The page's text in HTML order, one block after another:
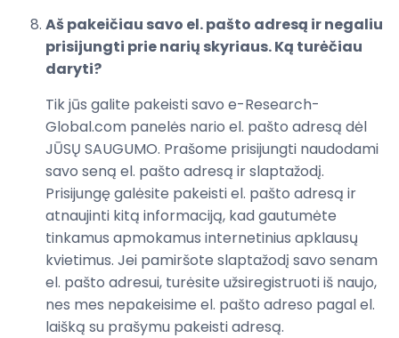
Aš pakeičiau savo el. pašto adresą ir negaliu
prisijungti prie narių skyriaus. Ką turėčiau
daryti?
Tik jūs galite pakeisti savo e-Research-
Global.com panelės nario el. pašto adresą dėl
JŪSŲ SAUGUMO. Prašome prisijungti naudodami
savo seną el. pašto adresą ir slaptažodį.
Prisijungę galėsite pakeisti el. pašto adresą ir
atnaujinti kitą informaciją, kad gautumėte
tinkamus apmokamus internetinius apklausų
kvietimus. Jei pamiršote slaptažodį savo senam
el. pašto adresui, turėsite užsiregistruoti iš naujo,
nes mes nepakeisime el. pašto adreso pagal el.
laišką su prašymu pakeisti adresą.